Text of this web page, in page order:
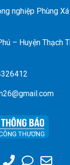
nghiệp Phùng
– Huyện Thạch